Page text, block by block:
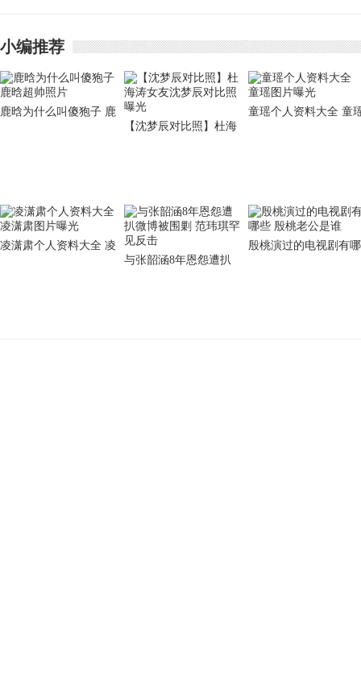
小编推荐
鹿晗为什么叫傻狍子 鹿
【沈梦辰对比照】杜海
童瑶个人资料大全 童
凌潇肃个人资料大全 凌
与张韶涵8年恩怨遭扒
殷桃演过的电视剧有哪